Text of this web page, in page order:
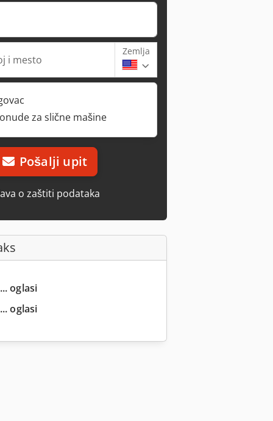
i mesto
Zemlja
za slične mašine
Pošalji upit
o zaštiti podataka
oglasi
oglasi